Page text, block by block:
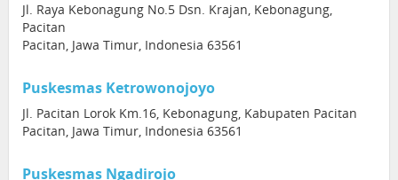
Jl. Raya Kebonagung No.5 Dsn. Krajan, Kebonagung,
Pacitan
Pacitan, Jawa Timur, Indonesia 63561
Puskesmas Ketrowonojoyo
Jl. Pacitan Lorok Km.16, Kebonagung, Kabupaten Pacitan
Pacitan, Jawa Timur, Indonesia 63561
Puskesmas Ngadirojo